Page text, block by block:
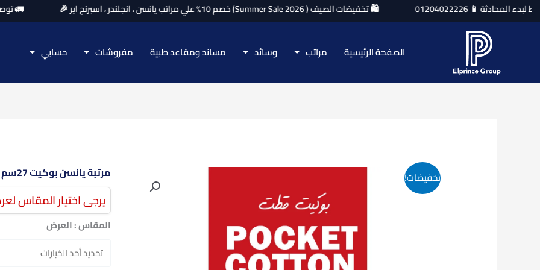
🛍️ تخفيضات الصيف ( Summer Sale 2026) خصم 10% علي مراتب يانسن ، انجلندر ، اسبرنج اير 🎉 🚛 توصيل
تخطي
إلى
الصفحة الرئيسية مراتب وسائد مساند ومقاعد طبية مفروشات حسابي
تخفيضات! مرتبة يانسن بوكيت 27سم | 30سم
يرجى اختيار المقاس
المقاس : العرض
كمية
مرتبة
يانسن
بوكيت